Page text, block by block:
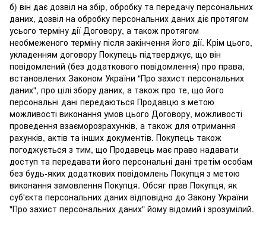
б) він дає дозвіл на збір, обробку та передачу персональних
даних, дозвіл на обробку персональних даних діє протягом
усього терміну дії Договору, а також протягом
необмеженого терміну після закінчення його дії. Крім цього,
укладенням договору Покупець підтверджує, що він
повідомлений (без додаткового повідомлення) про права,
встановлених Законом України "Про захист персональних
даних", про цілі збору даних, а також про те, що його
персональні дані передаються Продавцю з метою
можливості виконання умов цього Договору, можливості
проведення взаєморозрахунків, а також для отримання
рахунків, актів та інших документів. Покупець також
погоджується з тим, що Продавець має право надавати
доступ та передавати його персональні дані третім особам
без будь-яких додаткових повідомлень Покупця з метою
виконання замовлення Покупця. Обсяг прав Покупця, як
суб'єкта персональних даних відповідно до Закону України
"Про захист персональних даних" йому відомий і зрозумілий.